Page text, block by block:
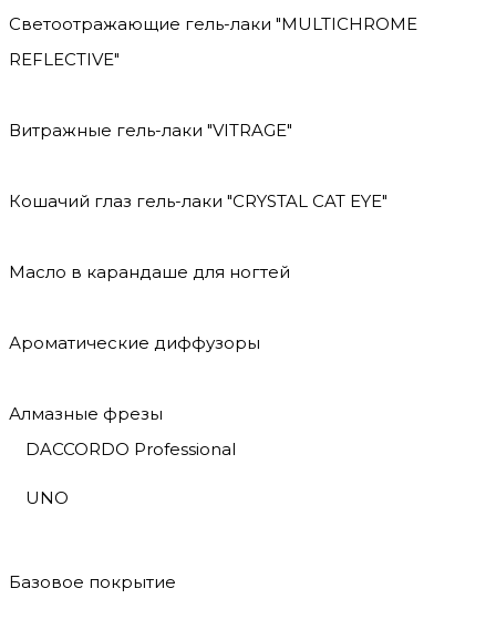
Светоотражающие гель-лаки "MULTICHROME
REFLECTIVE"
Витражные гель-лаки "VITRAGE"
Кошачий глаз гель-лаки "CRYSTAL CAT EYE"
Масло в карандаше для ногтей
Ароматические диффузоры
Алмазные фрезы
DACCORDO Professional
UNO
Базовое покрытие